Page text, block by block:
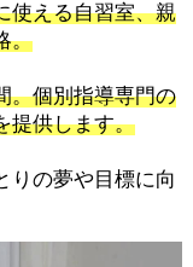
使える自習室、親
。
。個別指導専門の
提供します。
りの夢や目標に向